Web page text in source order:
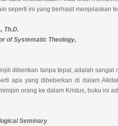
seperti ini yang berhasil menjelaskan
Th.D.
of Systematic Theology,
diberikan tanpa tepat, adalah sangat
apa yang dibeberkan di dalam
orang ke dalam Kristus, buku ini
Seminary